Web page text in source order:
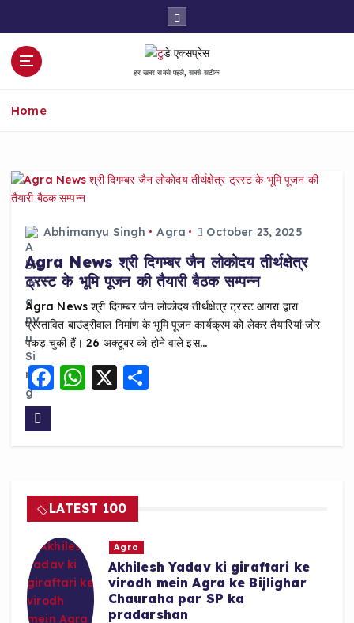
हर खबर सबसे पहले, सबसे सटीक
Home
Abhimanyu Singh Agra October 23, 2025
Agra News श्री दिगम्बर जैन लोकोदय तीर्थक्षेत्र
ट्रस्ट के भूमि पूजन की तैयारी बैठक सम्पन्न
Agra News श्री दिगम्बर जैन लोकोदय तीर्थक्षेत्र ट्रस्ट आगरा द्वारा
प्रस्तावित बाउंड्रीवाल निर्माण के भूमि पूजन कार्यक्रम को लेकर तैयारियां जोर
पकड़ चुकी हैं। 26 अक्टूबर को होने वाले इस…
F
o
o
k
W
p
p
X S
LATEST 100
Agra
Akhilesh Yadav ki giraftari ke
virodh mein Agra ke Bijlighar
Chauraha par SP ka
pradarshan